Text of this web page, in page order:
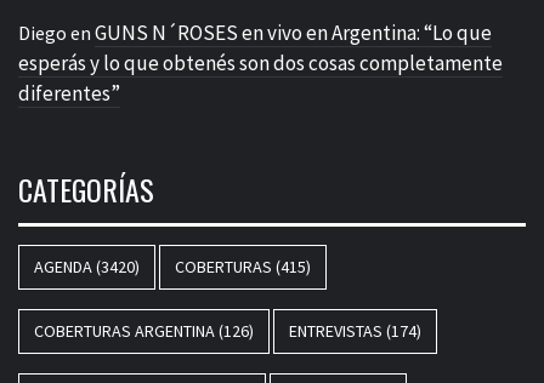
Diego en GUNS N´ROSES en vivo en Argentina: “Lo que
esperás y lo que obtenés son dos cosas completamente
diferentes”
CATEGORÍAS
AGENDA(3420) COBERTURAS (415)
COBERTURAS ARGENTINA(126) ENTREVISTAS (174)